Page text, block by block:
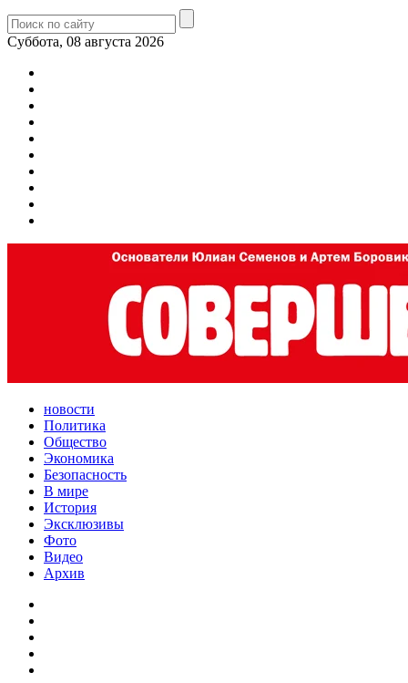
Суббота, 08 августа 2026
новости
Политика
Общество
Экономика
Безопасность
В мире
История
Эксклюзивы
Фото
Видео
Архив